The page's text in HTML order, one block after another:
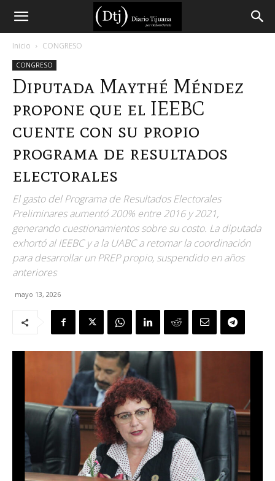
Diario
Tijuana
Inicio CONGRESO
CONGRESO
Diputada Maythé Méndez
propone que el IEEBC
cuente con su propio
programa de resultados
electorales
El gasto del Programa de Resultados Electorales
Preliminares aumentó 200% entre 2016 y 2021,
generando cuestionamientos sobre su costo. La diputada
exhortó al IEEBC y a la UABC a retomar la coordinación
para desarrollar un PREP propio, suspendido en años
anteriores
mayo 13, 2026